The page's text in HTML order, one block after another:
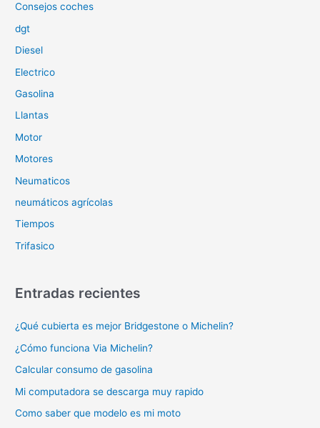
Consejos coches
dgt
Diesel
Electrico
Gasolina
Llantas
Motor
Motores
Neumaticos
neumáticos agrícolas
Tiempos
Trifasico
Entradas recientes
¿Qué cubierta es mejor Bridgestone o Michelin?
¿Cómo funciona Via Michelin?
Calcular consumo de gasolina
Mi computadora se descarga muy rapido
Como saber que modelo es mi moto